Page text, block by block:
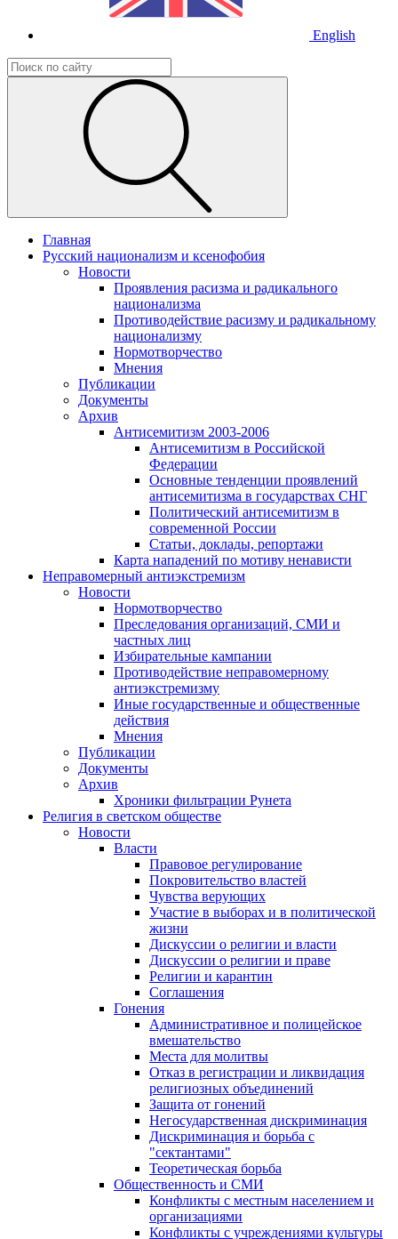
English
Главная
Русский национализм и ксенофобия
Новости
Проявления расизма и радикального
национализма
Противодействие расизму и радикальному
национализму
Нормотворчество
Мнения
Публикации
Документы
Архив
Антисемитизм 2003-2006
Антисемитизм в Российской
Федерации
Основные тенденции проявлений
антисемитизма в государствах СНГ
Политический антисемитизм в
современной России
Статьи, доклады, репортажи
Карта нападений по мотиву ненависти
Неправомерный антиэкстремизм
Новости
Нормотворчество
Преследования организаций, СМИ и
частных лиц
Избирательные кампании
Противодействие неправомерному
антиэкстремизму
Иные государственные и общественные
действия
Мнения
Публикации
Документы
Архив
Хроники фильтрации Рунета
Религия в светском обществе
Новости
Власти
Правовое регулирование
Покровительство властей
Чувства верующих
Участие в выборах и в политической
жизни
Дискуссии о религии и власти
Дискуссии о религии и праве
Религии и карантин
Соглашения
Гонения
Административное и полицейское
вмешательство
Места для молитвы
Отказ в регистрации и ликвидация
религиозных объединений
Защита от гонений
Негосударственная дискриминация
Дискриминация и борьба с
"сектантами"
Теоретическая борьба
Общественность и СМИ
Конфликты с местным населением и
организациями
Конфликты с учреждениями культуры